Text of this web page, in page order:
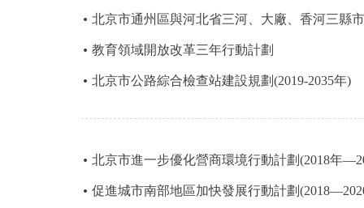
綠色北京
多語種
ESPAÑOL
北京市通州區與河北省三河、大廠、香河三縣
教育領域開放改革三年行動計劃
北京市公路綜合檢查站建設規劃(2019-2035年)
北京市進一步優化營商環境行動計劃(2018年
促進城市南部地區加快發展行動計劃